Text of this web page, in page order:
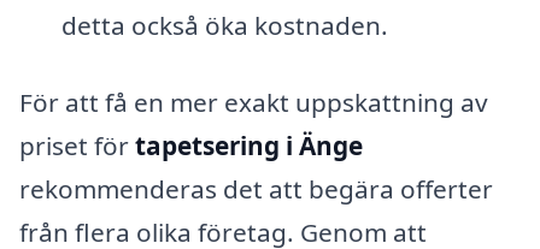
detta också öka kostnaden.
För att få en mer exakt uppskattning av
priset förtapetsering i Änge
rekommenderas det att begära offerter
från flera olika företag. Genom att